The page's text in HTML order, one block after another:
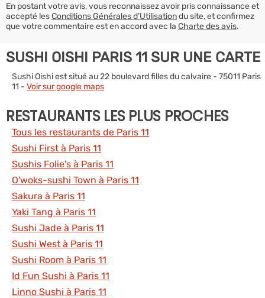
En postant votre avis, vous reconnaissez avoir pris connaissance et
accepté lesConditions Générales d’Utilisationdu site, et confirmez
que votre commentaire est en accord avec la Charte des avis.
SUSHI OISHI PARIS 11 SUR UNE CARTE
Sushi Oishi est situé au 22 boulevard filles du calvaire - 75011 Paris
11 - Voir sur google maps
RESTAURANTS LES PLUS PROCHES
Tous les restaurants de Paris 11
Sushi First à Paris 11
Sushis Folie's à Paris 11
O'woks-sushi Town à Paris 11
Sakura à Paris 11
Yaki Tang à Paris 11
Sushi Jade à Paris 11
Sushi West à Paris 11
Sushi Room à Paris 11
Id Fun Sushi à Paris 11
Linno Sushi à Paris 11